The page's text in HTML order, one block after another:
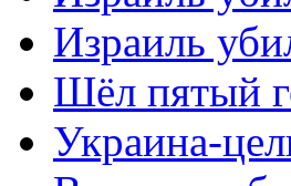
Израиль
Шёл пятый
Украина-